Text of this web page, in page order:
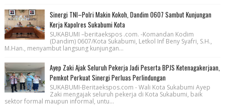
Sinergi TNI–Polri Makin Kokoh, Dandim 0607 Sambut Kunjungan
Kerja Kapolres Sukabumi Kota
SUKABUMI –beritaekspos .com. -Komandan Kodim
(Dandim) 0607/Kota Sukabumi, Letkol Inf Beny Syafri, S.H.,
M.Han., menyambut langsung kunjungan...
Ayep Zaki Ajak Seluruh Pekerja Jadi Peserta BPJS Ketenagakerjaan,
Pemkot Perkuat Sinergi Perluas Perlindungan
SUKABUMI-Beritaekspos.com - Wali Kota Sukabumi Ayep
Zaki mengajak seluruh pekerja di Kota Sukabumi, baik
sektor formal maupun informal, untu...